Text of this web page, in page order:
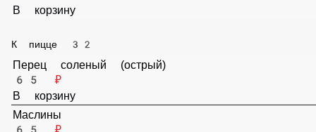
В корзину
Двойные морепродукты
В корзину
Двойные грибы
20 ₽